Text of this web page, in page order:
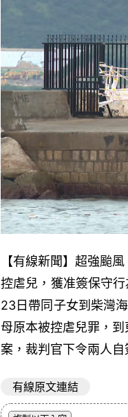
【有線新聞】超強颱
控虐兒，獲准簽保守
23日帶同子女到柴灣
母原本被控虐兒罪，
案，裁判官下令兩人
有線原文連結